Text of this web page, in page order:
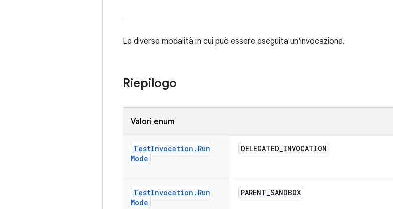
Le diverse modalità in cui può essere eseguita un'invocazione.
Riepilogo
Valori enum
TestInvocation . Run
Mode
DELEGATED_INVOCATION
TestInvocation . Run
Mode
PARENT_SANDBOX